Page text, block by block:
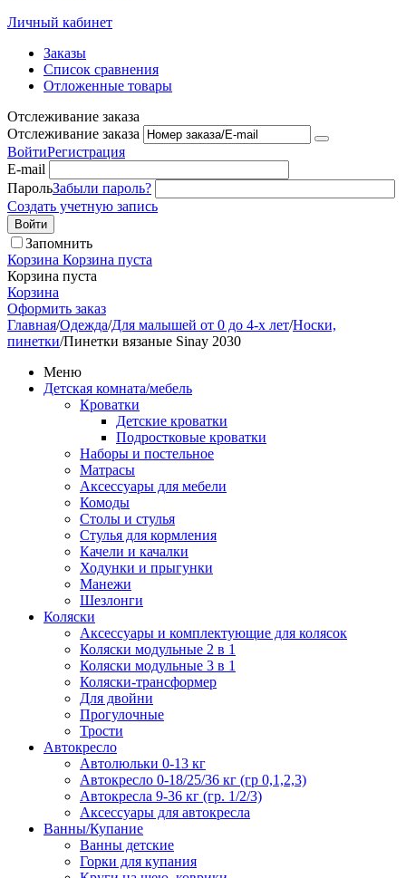
Личный кабинет
Заказы
Список сравнения
Отложенные товары
Отслеживание заказа
Отслеживание заказа
ВойтиРегистрация
E-mail
ПарольЗабыли пароль?
Создать учетную запись
Войти
Запомнить
Корзина Корзина пуста
Корзина пуста
Корзина
Оформить заказ
Главная/Одежда/Для малышей от 0 до 4-х лет/Носки,
пинетки/Пинетки вязаные Sinay 2030
Меню
Детская комната/мебель
Кроватки
Детские кроватки
Подростковые кроватки
Наборы и постельное
Матрасы
Аксессуары для мебели
Комоды
Столы и стулья
Стулья для кормления
Качели и качалки
Ходунки и прыгунки
Манежи
Шезлонги
Коляски
Аксессуары и комплектующие для колясок
Коляски модульные 2 в 1
Коляски модульные 3 в 1
Коляски-трансформер
Для двойни
Прогулочные
Трости
Автокресло
Автолюльки 0-13 кг
Автокресло 0-18/25/36 кг (гр 0,1,2,3)
Автокресла 9-36 кг (гр. 1/2/3)
Аксессуары для автокресла
Ванны/Купание
Ванны детские
Горки для купания